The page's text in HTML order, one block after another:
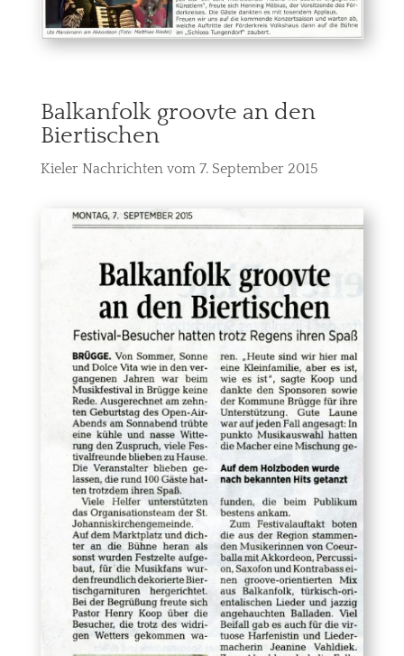
Balkanfolk groovte an den
Biertischen
Kieler Nachrichten vom 7. September 2015